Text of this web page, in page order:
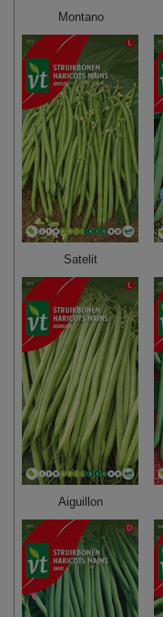
Montano
Satelit
Aiguillon